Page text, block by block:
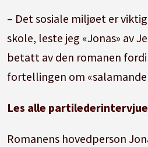
– Det sosiale miljøet er
skole, leste jeg «Jonas» av
betatt av den romanen
fortellingen om
Les alle
Romanens hovedperson